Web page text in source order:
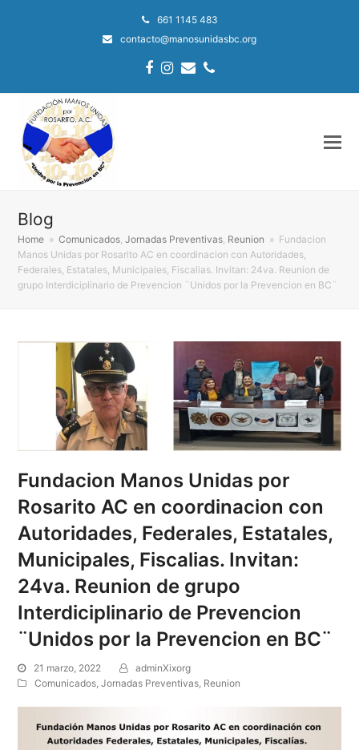
661 1145 483
contacto@manosunidasbc.org
Facebook
Instagram
EmailPhone
Blog
Home » Comunicados,Jornadas Preventivas, Reunion » Fundacion
Manos Unidas por Rosarito AC en coordinacion con Autoridades,
Federales, Estatales, Municipales, Fiscalias. Invitan: 24va. Reunion de
grupo Interdiciplinario de Prevencion ¨Unidos por la Prevencion en BC¨
Fundacion Manos Unidas por
Rosarito AC en coordinacion con
Autoridades, Federales, Estatales,
Municipales, Fiscalias. Invitan:
24va. Reunion de grupo
Interdiciplinario de Prevencion
¨Unidos por la Prevencion en BC¨
21 marzo, 2022
adminXixorg
Comunicados ,Jornadas Preventivas Reunion